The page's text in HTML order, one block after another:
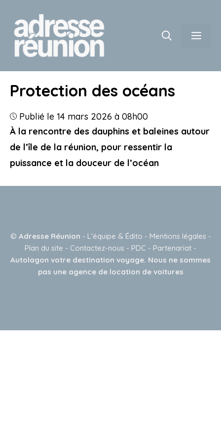
contenu
Protection des océans
À la rencontre des dauphins et baleines autour
de l’île de la réunion, pour ressentir la
puissance et la douceur de l’océan
Publié le 14 mars 2026 à 08h00
© Adresse Réunion - L'équipe & Édito - Mentions légales -
Plan du site - Contactez-nous - PDC - Partenariat -
Autolagon votre destination voyage. Nous ne sommes
pas une agence de location de voitures